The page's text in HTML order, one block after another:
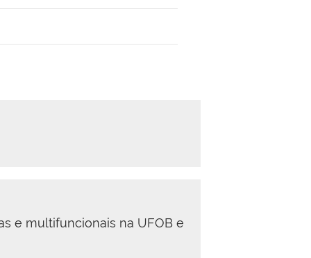
e multifuncionais na UFOB e